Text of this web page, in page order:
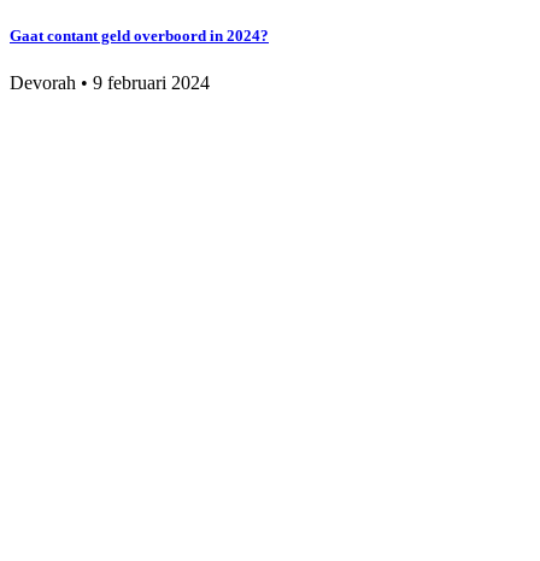
Gaat contant geld overboord in 2024?
Devorah • 9 februari 2024